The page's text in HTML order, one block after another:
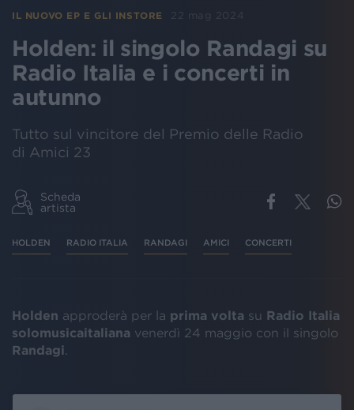
IL NUOVO EP E GLI INSTORE 22 mag 2024
Holden: il singolo Randagi su
Radio Italia e i concerti in
autunno
Tutto sul vincitore del Premio delle Radio
di Amici 23
Scheda
artista
HOLDEN RADIO ITALIA RANDAGI AMICI CONCERTI
Holden approderà per la prima volta su Radio Italia
solomusicaitaliana venerdì 24 maggio con il singolo
Randagi